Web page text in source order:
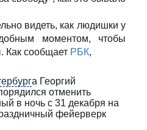
видеть, как людишки у
моментом, чтобы
Как сообщает РБК,
а Георгий
отменить
в ночь с 31 декабря на
фейерверк